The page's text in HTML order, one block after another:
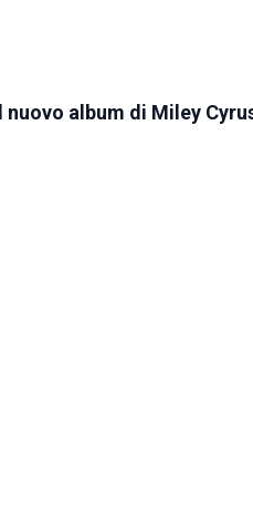
album di Miley